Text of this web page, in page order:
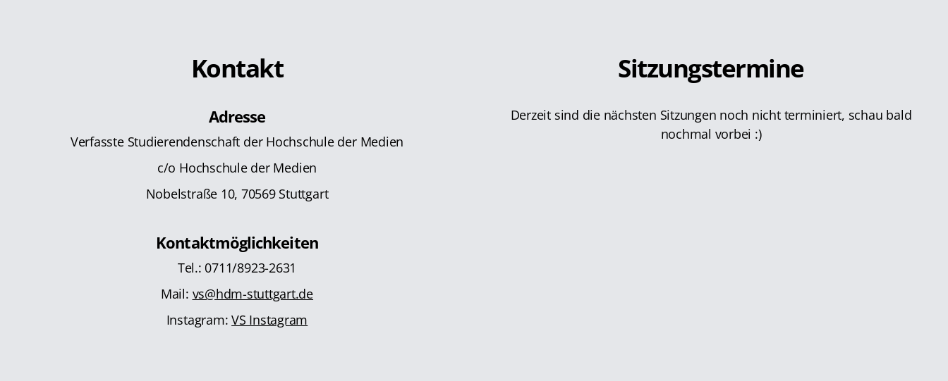
Kontakt
Adresse
Verfasste Studierendenschaft der Hochschule der Medien
c/o Hochschule der Medien
Nobelstraße 10, 70569 Stuttgart
Kontaktmöglichkeiten
Tel.: 0711/8923-2631
Mail: vs@hdm-stuttgart.de
Instagram:VS Instagram
Sitzungstermine
Derzeit sind die nächsten Sitzungen noch nicht terminiert, schau bald
nochmal vorbei :)